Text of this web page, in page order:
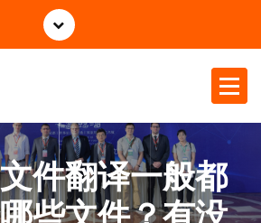
件翻译一般都
些文件？有没